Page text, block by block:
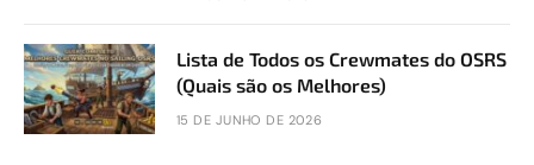
Lista de Todos os Crewmates do OSRS
(Quais são os Melhores)
15 DE JUNHO DE 2026